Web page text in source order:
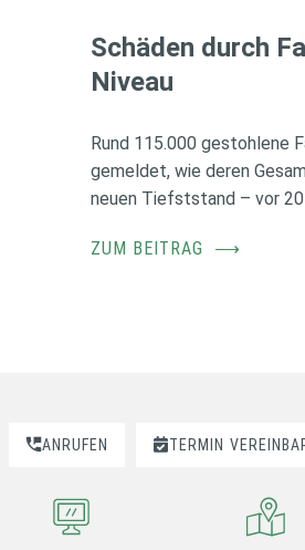
Schäden durch
Niveau
Rund 115.000 gestohlene
gemeldet, wie deren
neuen Tiefststand – vor
ZUM BEITRAG ⟶
ANRUFEN TERMIN